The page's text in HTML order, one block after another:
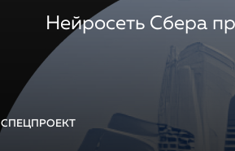
СПЕЦПРОЕКТ
Нейросеть Сбера